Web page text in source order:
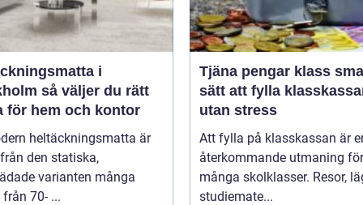
i
du rätt
för hem och kontor
heltäckningsmatta är
den statiska,
varianten många
70- ...
Tjäna pengar klass smarta
sätt att fylla
utan stress
Att fylla på klasskassan är
återkommande utmaning för
många skolklasser. Resor,
studiemate...